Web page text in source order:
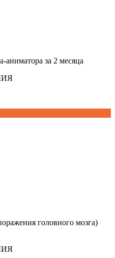
аниматора за 2 месяца
головного мозга)